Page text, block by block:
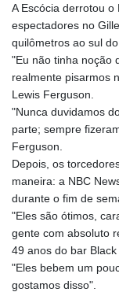
A Escócia derrotou
espectadores no
quilômetros ao sul
"Eu não tinha noção
realmente pisarmos
Lewis Ferguson.
"Nunca duvidamos
parte; sempre
Ferguson.
Depois, os
maneira: a NBC
durante o fim de
"Eles são ótimos,
gente com absoluto
49 anos do bar Black
"Eles bebem um
gostamos disso".